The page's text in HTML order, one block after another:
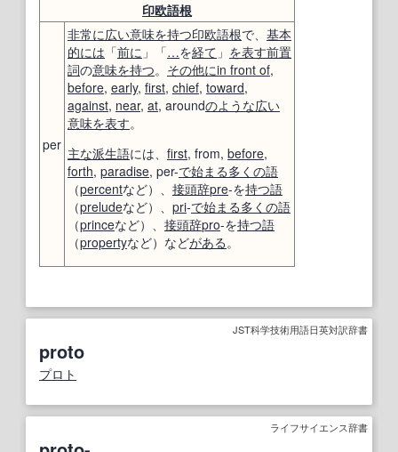
印欧語根
per
非常に広い意味を持つ印欧語根で、 基本
的には 「前に 」「…を経て 」 を表す前置
詞の意味を持つ。 その他にin front of,
before, early, first, chief, toward,
against, near, at, aroundのような広い
意味を表す。
主な派生語には、 first, from, before,
forth, paradise, per-で始まる多くの語
（percentなど）、 接頭辞pre-を持つ語
（preludeなど）、 pri-で始まる多くの語
（princeなど）、 接頭辞pro-を持つ語
（propertyなど）などがある。
JST科学技術用語日英対訳辞書
proto
プロト
ライフサイエンス辞書